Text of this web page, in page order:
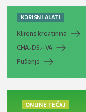
KORISNI ALATI
Klirens kreatinina
CHA2DS2-VA
Pušenje
ONLINE TEČAJ